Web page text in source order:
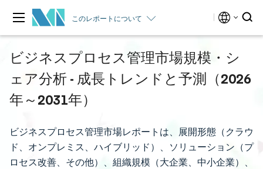
このレポートについて
ビジネスプロセス管理市場規模・シ
ェア分析 - 成長トレンドと予測（2026
年～2031年）
ビジネスプロセス管理市場レポートは、展開形態（クラウ
ド、オンプレミス、ハイブリッド）、ソリューション（プ
ロセス改善、その他）、組織規模（大企業、中小企業）、